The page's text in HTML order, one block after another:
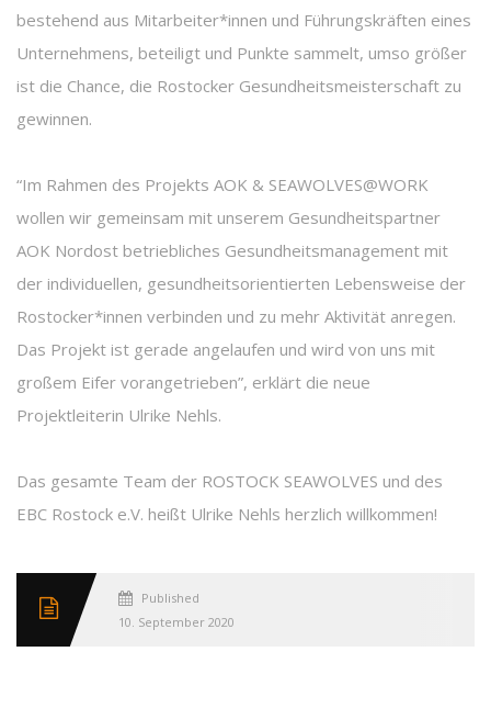
bestehend aus Mitarbeiter*innen und Führungskräften eines
Unternehmens, beteiligt und Punkte sammelt, umso größer
ist die Chance, die Rostocker Gesundheitsmeisterschaft zu
gewinnen.
“Im Rahmen des Projekts AOK & SEAWOLVES@WORK
wollen wir gemeinsam mit unserem Gesundheitspartner
AOK Nordost betriebliches Gesundheitsmanagement mit
der individuellen, gesundheitsorientierten Lebensweise der
Rostocker*innen verbinden und zu mehr Aktivität anregen.
Das Projekt ist gerade angelaufen und wird von uns mit
großem Eifer vorangetrieben”, erklärt die neue
Projektleiterin Ulrike Nehls.
Das gesamte Team der ROSTOCK SEAWOLVES und des
EBC Rostock e.V. heißt Ulrike Nehls herzlich willkommen!
Published
10. September 2020